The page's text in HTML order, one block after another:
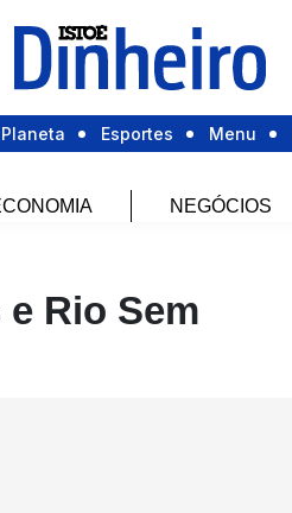
Planeta Esportes Menu
NEGÓCIOS
Rio Sem